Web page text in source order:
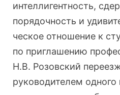
интеллигентность,
порядочность и
ческое отношение к
по приглаше­нию
Н.В. Розовский
руководителем